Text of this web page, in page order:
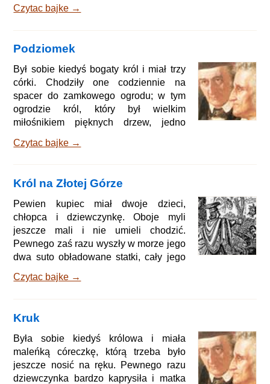
rzekł ojciec, "Zostań tu, bo tam na nic
świętego spokoju ojciec wsadził go do
kieszeni i wziął ze sobą. Na polu
wciągnął go z powrotem i posadził w
świeżej bruździe. Gdy tak siedział,
poprzez góry przy
Czytac bajke →
Podziomek
Był sobie kiedyś bogaty król i miał trzy
córki. Chodziły one codziennie na
spacer do zamkowego ogrodu; w tym
ogrodzie król, który był wielkim
miłośnikiem pięknych drzew, jedno
że kto zerwie z niego choć jedno jabłko,
owym drzewie stały się czerwone jak
krew. Trzy córki króla chodziły dzień w
dzień pod jabłonkę, żeby sprawdzić, czy
wiatr przypadkiem nie strącił z niej choć
jed
Czytac bajke →
Król na Złotej Górze
Pewien kupiec miał dwoje dzieci,
chłopca i dziewczynkę. Oboje myli
jeszcze mali i nie umieli chodzić.
Pewnego zaś razu wyszły w morze jego
dwa suto obładowane statki, cały jego
myślał, że zarobi na nich dużo
biednym człowiekiem i nie pozostało
mu nic prócz pola przed miastem. By
choć trochę przewietrzyć swój umysł z
nieszczęścia, poszedł na to pole, a gdy
tak chodził tam i z powrot
Czytac bajke →
Kruk
Była sobie kiedyś królowa i miała
maleńką córeczkę, którą trzeba było
jeszcze nosić na ręku. Pewnego razu
dziewczynka bardzo kaprysiła i matka